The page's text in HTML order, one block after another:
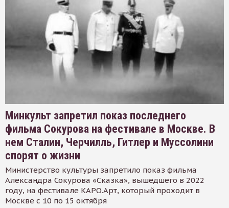
Минкульт запретил показ последнего
фильма Сокурова на фестивале в Москве. В
нем Сталин, Черчилль, Гитлер и Муссолини
спорят о жизни
Министерство культуры запретило показ фильма
Александра Сокурова «Сказка», вышедшего в 2022
году, на фестивале КАРО.Арт, который проходит в
Москве с 10 по 15 октября